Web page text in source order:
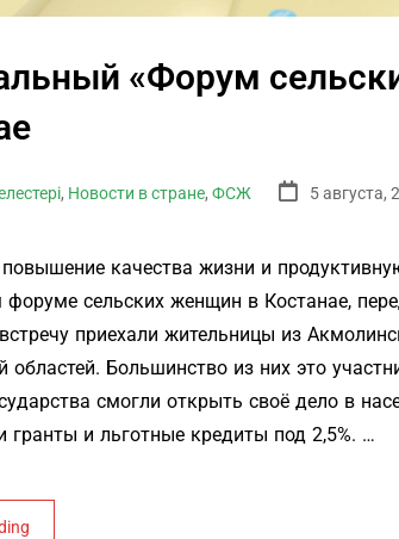
«Форум
, Новости в стране, ФСЖ 5 августа,
повышение качества жизни и
форуме сельских женщин в Костанае,
приехали жительницы из
областей. Большинство из них это
смогли открыть своё дело в
гранты и льготные кредиты под 2,5%. …